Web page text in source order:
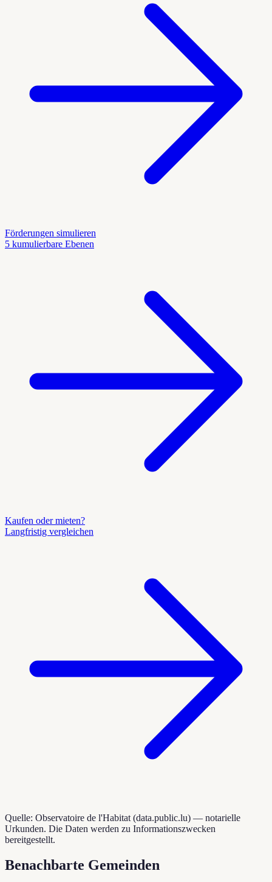
Förderungen simulieren
5 kumulierbare Ebenen
Kaufen oder mieten?
Langfristig vergleichen
Quelle: Observatoire de l'Habitat (data.public.lu) — notarielle
Urkunden. Die Daten werden zu Informationszwecken
bereitgestellt.
Benachbarte Gemeinden